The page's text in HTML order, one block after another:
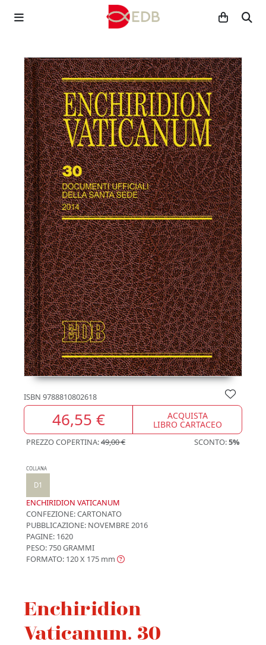
ISBN 9788810802618
46,55 € ACQUISTA
LIBRO CARTACEO
PREZZO COPERTINA:49,00 € SCONTO:5%
COLLANA
D1
ENCHIRIDION VATICANUM
CONFEZIONE:CARTONATO
PUBBLICAZIONE: NOVEMBRE 2016
PAGINE: 1620
PESO: 750 GRAMMI
FORMATO: 120 X 175 mm
Enchiridion
Vaticanum. 30